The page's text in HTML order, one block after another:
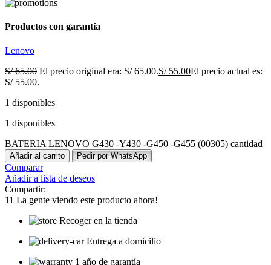
Productos con garantía
Lenovo
S/65.00 El precio original era: S/ 65.00.S/55.00El precio actual es:
S/ 55.00.
1 disponibles
1 disponibles
BATERIA LENOVO G430 -Y430 -G450 -G455 (00305) cantidad
Añadir al carrito Pedir por WhatsApp
Comparar
Añadir a lista de deseos
Compartir:
11 La gente viendo este producto ahora!
Recoger en la tienda
Entrega a domicilio
1 año de garantía